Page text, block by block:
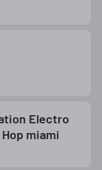
Electro
miami